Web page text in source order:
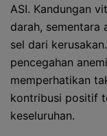
ASI. Kandungan
darah, sementara
sel dari
pencegahan
memperhatikan
kontribusi positif
keseluruhan.